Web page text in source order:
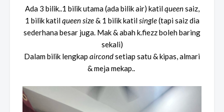
Ada 3 bilik..1 bilik utama (ada bilik air) katilqueensaiz,
1 bilik katilqueen size& 1 bilik katilsingle(tapi saiz dia
sederhana besar juga. Mak & abah k.fiezz boleh baring
sekali)
Dalam bilik lengkap aircondsetiap satu & kipas, almari
& meja mekap..